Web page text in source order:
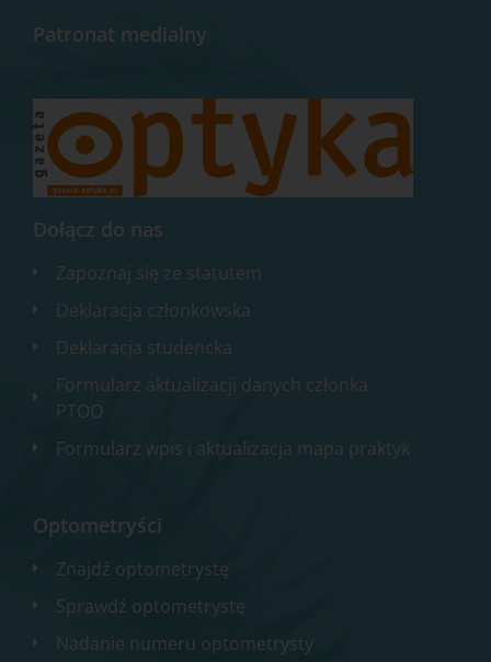
Patronat medialny
Dołącz do nas
Zapoznaj się ze statutem
Deklaracja członkowska
Deklaracja studencka
Formularz aktualizacji danych członka
PTOO
Formularz wpis i aktualizacja mapa praktyk
Optometryści
Znajdź optometrystę
Sprawdź optometrystę
Nadanie numeru optometrysty